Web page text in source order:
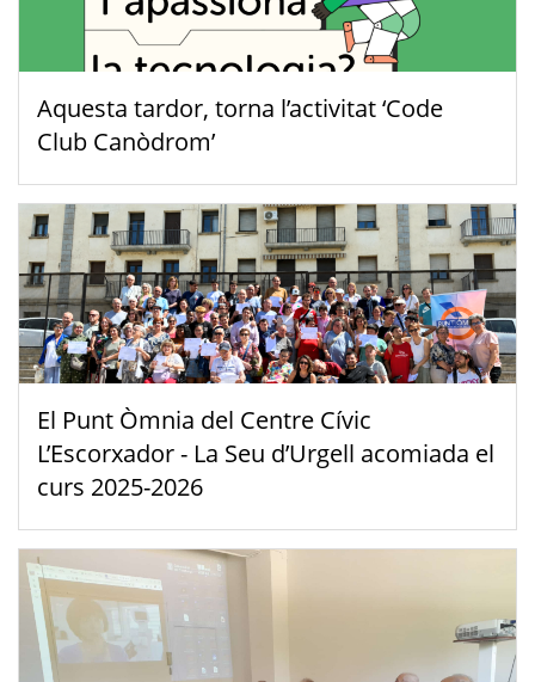
Aquesta tardor, torna l’activitat ‘Code
Club Canòdrom’
El Punt Òmnia del Centre Cívic
L’Escorxador - La Seu d’Urgell acomiada el
curs 2025-2026